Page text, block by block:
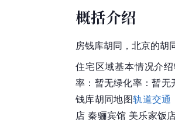
概括介绍
房钱库胡同，北京的胡
住宅区域基本情况介
率：暂无绿化率：暂无
钱库胡同地图轨道交通
店 秦骊宾馆 美乐家饭